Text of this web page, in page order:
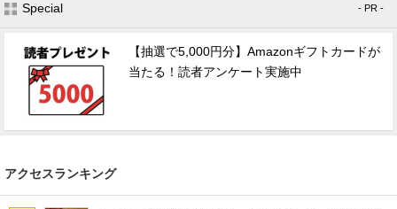
Special - PR -
【抽選で5,000円分】Amazonギフトカードが
当たる！読者アンケート実施中
アクセスランキング